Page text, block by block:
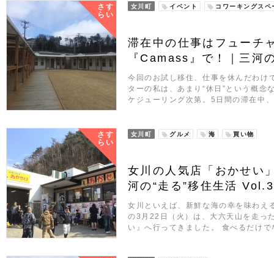
さす
らい
女川町 イベント コワーキングスペ
滞在中の仕事はフューチ
『Camass』で！｜三河
今回のお試し移住、仕事を休んだわけ
ターの私は、あまり“休日”という概念
ケジューリング次第。5日間の滞在中
さす
らい
女川町 グルメ 海 買い物
女川の人気店「おかせい
河の“走る”移住生活 Vol.3
女川といえば、新鮮な海の幸を味わえ
の3月22日（火）は、大六天山を走っ
い』へ行ってきました。 食べるだけ